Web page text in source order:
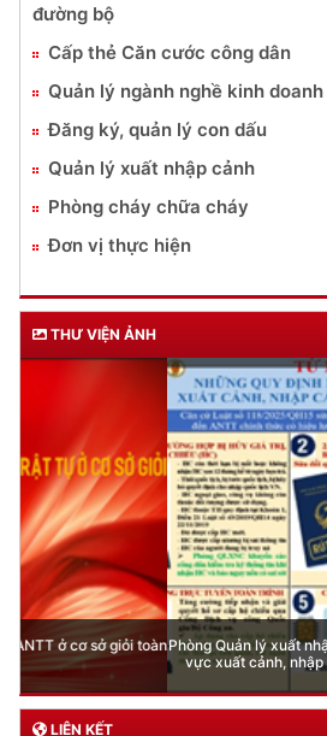
đường bộ
Cấp thẻ Căn cước công dân
Quản lý ngành nghề kinh
Đăng ký, quản lý con dấu
Quản lý xuất nhập cảnh
Phòng cháy chữa cháy
Đơn vị thực hiện
THƯ VIỆN ẢNH
Phòng Quản lý xuất nhập cảnh: Hướng dẫn
vực xuất cảnh, nhập cảnh của công dân
LIÊN KẾT